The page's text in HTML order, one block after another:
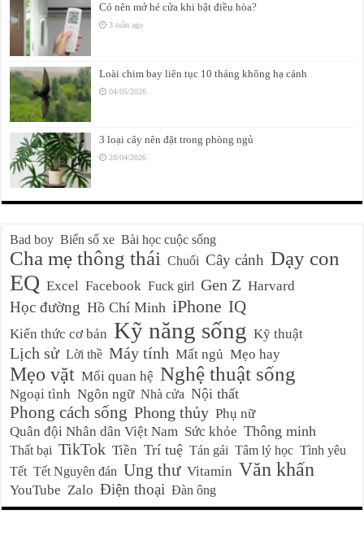
Có nên mở hé cửa khi bật điều hòa?
3 tuần ago
Loài chim bay liên tục 10 tháng không hạ cánh
04/05/2026
3 loại cây nên đặt trong phòng ngủ
28/04/2026
Bad boy Biển số xe Bài học cuộc sống
Cha mẹ thông thái Chuối Cây cảnh Dạy con
EQ Excel Facebook Fuck girl Gen Z Harvard
Học đường Hồ Chí Minh iPhone IQ
Kiến thức cơ bản Kỹ năng sống Kỹ thuật
Lịch sử Lời thề Máy tính Mất ngủ Mẹo hay
Mẹo vặt Mối quan hệ Nghệ thuật sống
Ngoại tình Ngôn ngữ Nhà cửa Nội thất
Phong cách sống Phong thủy Phụ nữ
Quân đội Nhân dân Việt Nam Sức khỏe Thông minh
Thất bại TikTok Tiền Trí tuệ Tán gái Tâm lý học Tình yêu
Tết Tết Nguyên đán Ung thư Vitamin Văn khấn
YouTube Zalo Điện thoại Đàn ông